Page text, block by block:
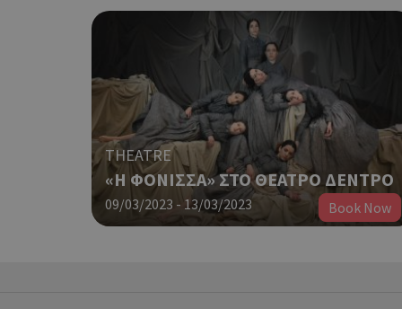
THEATRE
«Η ΦΟΝΙΣΣΑ» ΣΤΟ ΘΕΑΤΡΟ ΔΕΝΤΡΟ
09/03/2023 - 13/03/2023 Book Now
G_ENABLED_IDPS
takeOverCookie